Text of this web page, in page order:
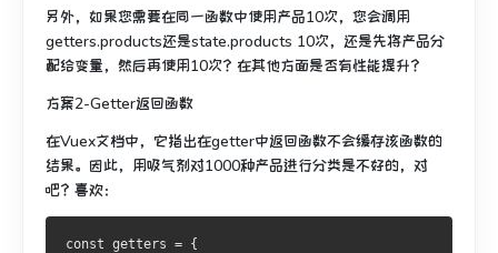
另外，如果您需要在同一函数中使用产品10次，您会调用
getters.products还是state.products 10次，还是先将产品分
配给变量，然后再使用10次？ 在其他方面是否有性能提升？
方案2-Getter返回函数
在Vuex文档中，它指出在getter中返回函数不会缓存该函数的
结果。 因此，用吸气剂对1000种产品进行分类是不好的，对
吧？ 喜欢：
const getters = {